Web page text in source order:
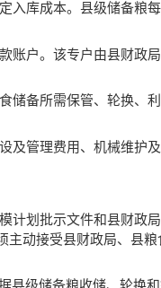
入库成本。县级储备粮
账户。该专户由县财政
储备所需保管、轮换、
及管理费用、机械维护
计划批示文件和县财政
动接受县财政局、县